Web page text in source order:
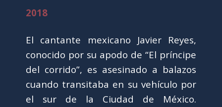
2018
El cantante mexicano Javier Reyes,
conocido por su apodo de “El príncipe
del corrido”, es asesinado a balazos
cuando transitaba en su vehículo por
el sur de la Ciudad de México.